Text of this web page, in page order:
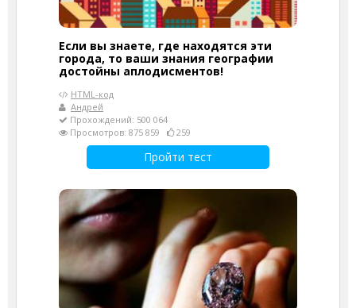
Если вы знаете, где находятся эти
города, то ваши знания географии
достойны аплодисментов!
HTML-код
Андрей
Прохождений: 500 064
Просмотров: 875 859
259
Пройти тест